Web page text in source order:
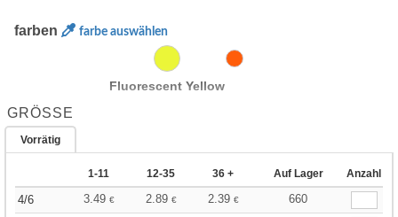
farben farbe auswählen
Fluorescent Yellow
GRÖSSE
Vorrätig
1-11 12-35 36 + Auf Lager Anzahl
4/6 3.49 € 2.89 € 2.39 €
660